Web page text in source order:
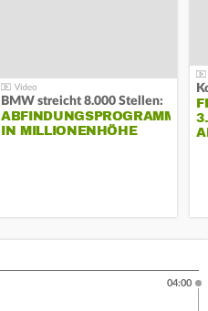
BMW streicht 8.000 Stellen:
ABFINDUNGSPROGRAMM
IN MILLIONENHÖHE
04:00